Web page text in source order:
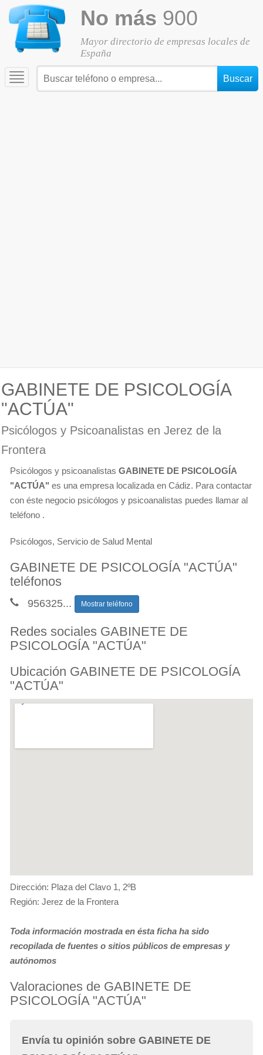
No más 900
Mayor directorio de empresas locales de
España
Toggle
navigation
GABINETE DE PSICOLOGÍA
"ACTÚA"
Psicólogos y Psicoanalistas en Jerez de la
Frontera
Psicólogos y psicoanalistas GABINETE DE PSICOLOGÍA
"ACTÚA" es una empresa localizada en Cádiz. Para contactar
con éste negocio psicólogos y psicoanalistas puedes llamar al
teléfono .
Psicólogos, Servicio de Salud Mental
GABINETE DE PSICOLOGÍA "ACTÚA"
teléfonos
956325... Mostrar teléfono
Redes sociales GABINETE DE
PSICOLOGÍA "ACTÚA"
Ubicación GABINETE DE PSICOLOGÍA
"ACTÚA"
Dirección: Plaza del Clavo 1, 2ºB
Región: Jerez de la Frontera
Toda información mostrada en ésta ficha ha sido
recopilada de fuentes o sitios públicos de empresas y
autónomos
Valoraciones de GABINETE DE
PSICOLOGÍA "ACTÚA"
Envía tu opinión sobre GABINETE DE